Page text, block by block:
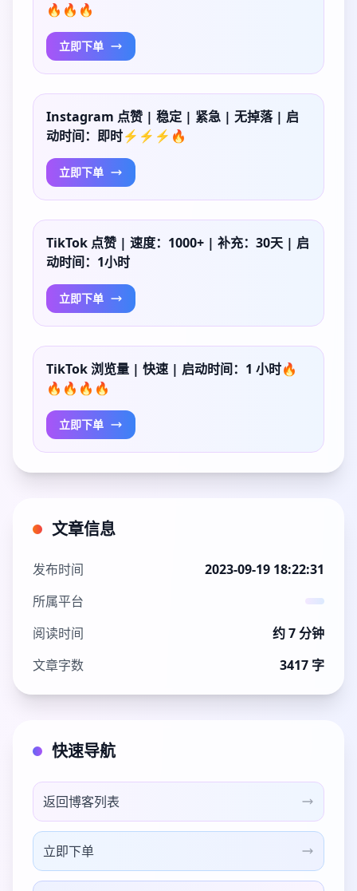
🔥🔥🔥
立即下单
Instagram 点赞 | 稳定 | 紧急 | 无掉落 | 启
动时间：即时⚡⚡⚡🔥
立即下单
TikTok 点赞 | 速度：1000+ | 补充：30天 | 启
动时间：1小时
立即下单
TikTok 浏览量 | 快速 | 启动时间：1 小时🔥
🔥🔥🔥🔥
立即下单
文章信息
发布时间
2023-09-19 18:22:31
所属平台
阅读时间
约 7 分钟
文章字数
3417 字
快速导航
返回博客列表
立即下单